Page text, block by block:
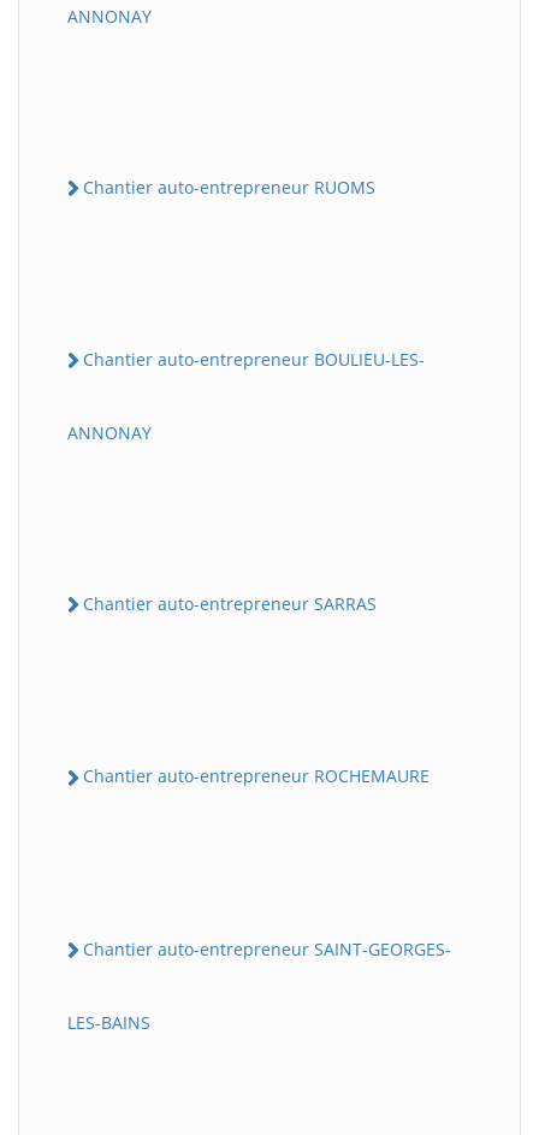
ANNONAY
Chantier auto-entrepreneur RUOMS
Chantier auto-entrepreneur BOULIEU-LES-
ANNONAY
Chantier auto-entrepreneur SARRAS
Chantier auto-entrepreneur ROCHEMAURE
Chantier auto-entrepreneur SAINT-GEORGES-
LES-BAINS